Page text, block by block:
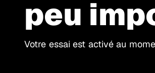
peu
Votre essai est activé au